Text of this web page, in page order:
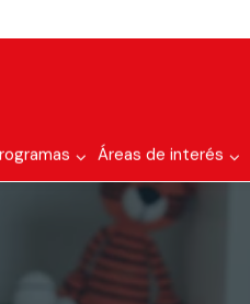
Áreas de interés